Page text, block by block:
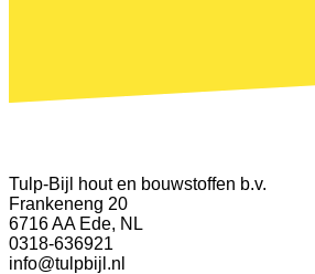
Tulp-Bijl hout en bouwstoffen b.v.
Frankeneng 20
6716 AA Ede, NL
0318-636921
info@tulpbijl.nl